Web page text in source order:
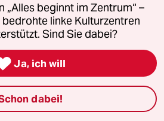
„Alles beginnt im Zentrum“ –
linke Kulturzentren
Sind Sie dabei?
Ja, ich will
dabei!